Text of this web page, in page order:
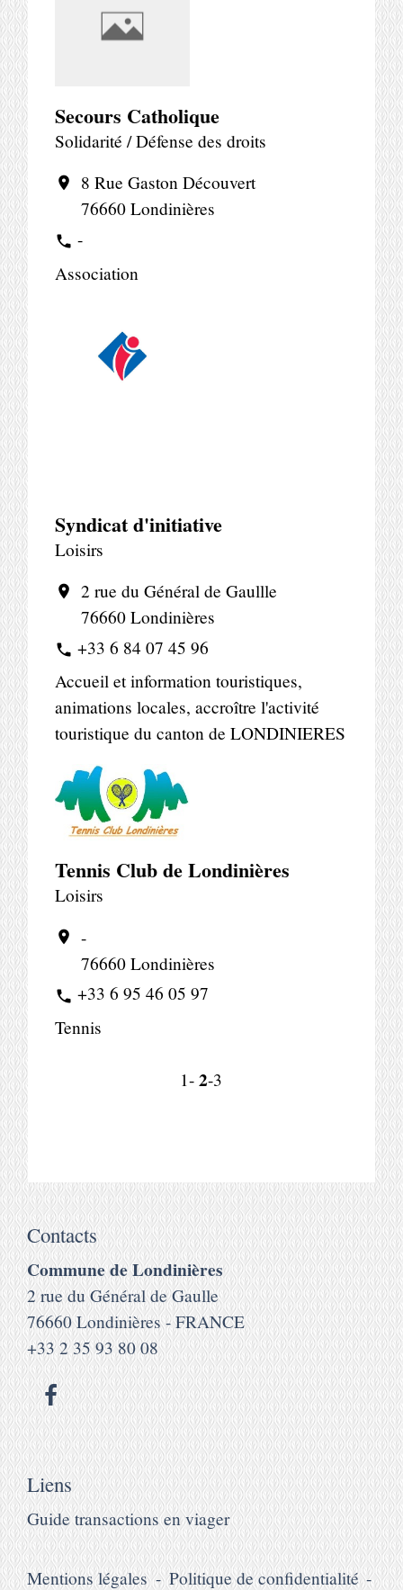
Secours Catholique
Solidarité / Défense des droits
location_on
8 Rue Gaston Découvert
76660 Londinières
phone -
Association
Syndicat d'initiative
Loisirs
location_on
2 rue du Général de Gaullle
76660 Londinières
phone +33 6 84 07 45 96
Accueil et information touristiques,
animations locales, accroître l'activité
touristique du canton de LONDINIERES
Tennis Club de Londinières
Loisirs
location_on
-
76660 Londinières
phone +33 6 95 46 05 97
Tennis
1-2-3
Contacts
Commune de Londinières
2 rue du Général de Gaulle
76660 Londinières - FRANCE
+33 2 35 93 80 08
Liens
Guide transactions en viager
Mentions légales - Politique de confidentialité -